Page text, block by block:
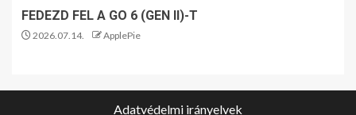
FEDEZD FEL A GO 6 (GEN II)-T
2026.07.14. ApplePie
Adatvédelmi irányelvek